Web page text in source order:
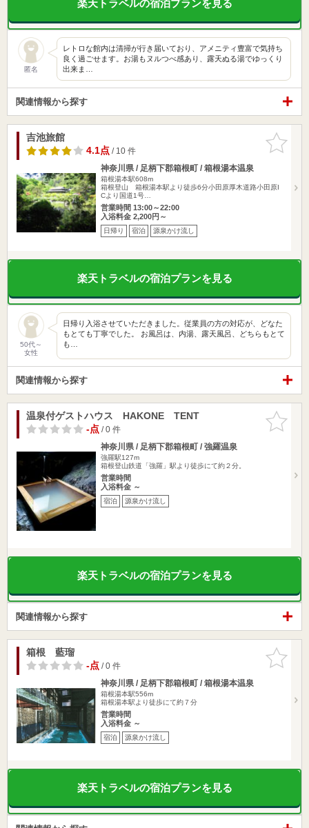
楽天トラベルの宿泊プランを見る
匿名
レトロな館内は清掃が行き届いており、アメニティ豊富で気持ち
良く過ごせます。お湯もヌルつべ感あり、露天ぬる湯でゆっくり
出来ま…
関連情報から探す
お気に入
りに追加
吉池旅館
4.1点/ 10 件
神奈川県 / 足柄下郡箱根町 / 箱根湯本温泉
箱根湯本駅608m
箱根登山 箱根湯本駅より徒歩6分小田原厚木道路小田原I
Cより国道1号…
営業時間 13:00～22:00
入浴料金 2,200円～
日帰り 宿泊 源泉かけ流し
楽天トラベルの宿泊プランを見る
50代～
女性
日帰り入浴させていただきました。従業員の方の対応が、どなた
もとても丁寧でした。 お風呂は、内湯、露天風呂、どちらもとて
も…
関連情報から探す
お気に入
りに追加
温泉付ゲストハウス HAKONE TENT
-点/ 0 件
神奈川県 / 足柄下郡箱根町 / 強羅温泉
強羅駅127m
箱根登山鉄道「強羅」駅より徒歩にて約２分。
営業時間
入浴料金 ～
宿泊 源泉かけ流し
楽天トラベルの宿泊プランを見る
関連情報から探す
お気に入
りに追加
箱根 藍瑠
-点/ 0 件
神奈川県 / 足柄下郡箱根町 / 箱根湯本温泉
箱根湯本駅556m
箱根湯本駅より徒歩にて約７分
営業時間
入浴料金 ～
宿泊 源泉かけ流し
楽天トラベルの宿泊プランを見る